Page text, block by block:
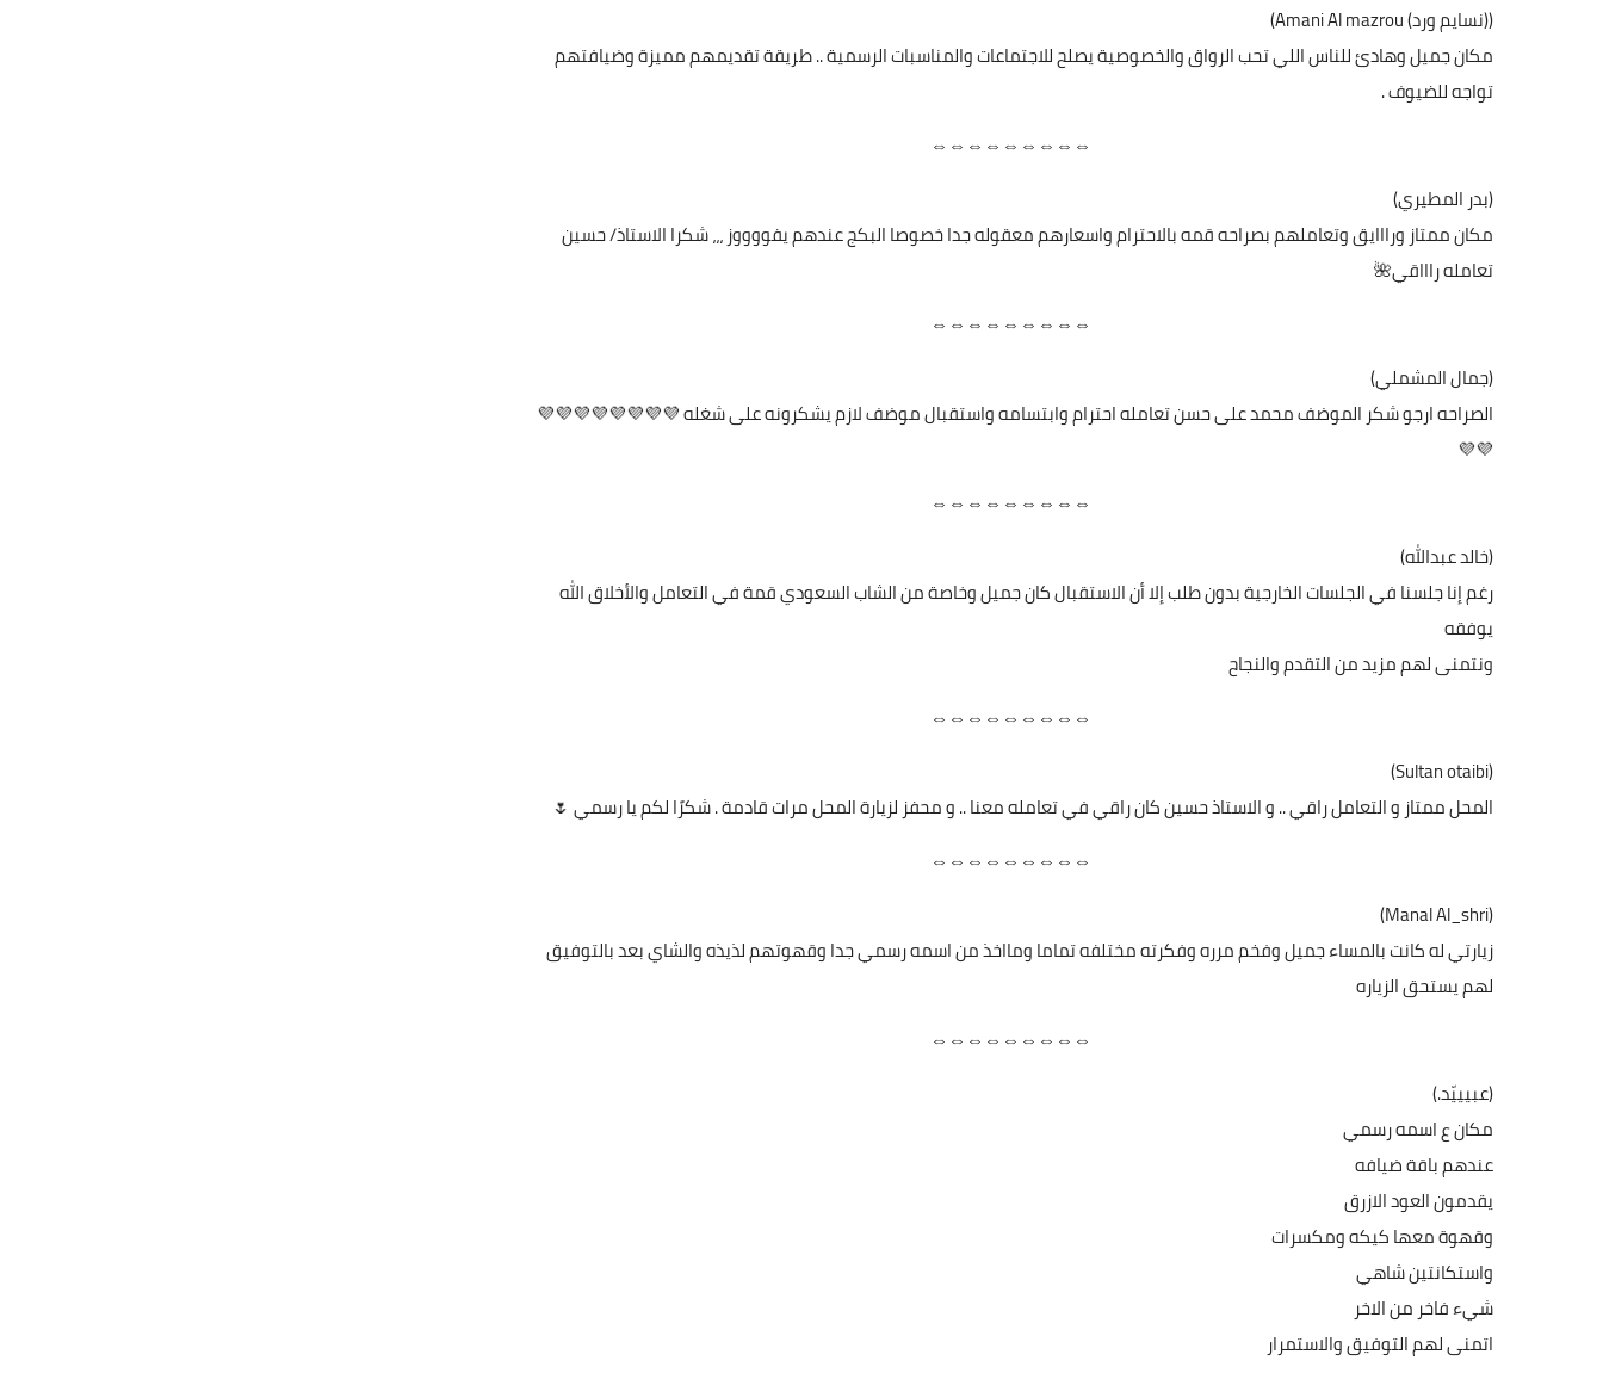
(‪Amani Al mazrou (‫نسايم ورد‬‎)‬‏)
مكان جميل وهادئ للناس اللي تحب الرواق والخصوصية يصلح للاجتماعات والمناسبات الرسمية .. طريقة تقديمهم مميزة وضيافتهم
تواجه للضيوف .
⇔⇔⇔⇔⇔⇔⇔⇔⇔
(بدر المطيري)
مكان ممتاز ورااايق وتعاملهم بصراحه قمه بالاحترام واسعارهم معقوله جدا خصوصا البكج عندهم يفووووز ،،، شكرا الاستاذ/ حسين
تعامله راااقي🌺
⇔⇔⇔⇔⇔⇔⇔⇔⇔
(جمال المشملي)
الصراحه ارجو شكر الموضف محمد على حسن تعامله احترام وابتسامه واستقبال موضف لازم يشكرونه على شغله 💜💜💜💜💜💜💜💜
💜💜
⇔⇔⇔⇔⇔⇔⇔⇔⇔
(خالد عبدالله)
رغم إنا جلسنا في الجلسات الخارجية بدون طلب إلا أن الاستقبال كان جميل وخاصة من الشاب السعودي قمة في التعامل والأخلاق الله
يوفقه
ونتمنى لهم مزيد من التقدم والنجاح
⇔⇔⇔⇔⇔⇔⇔⇔⇔
(Sultan otaibi)
المحل ممتاز و التعامل راقي .. و الاستاذ حسين كان راقي في تعامله معنا .. و محفز لزيارة المحل مرات قادمة . شكرًا لكم يا رسمي 🌷
⇔⇔⇔⇔⇔⇔⇔⇔⇔
(Manal Al_shri)
زيارتي له كانت بالمساء جميل وفخم مرره وفكرته مختلفه تماما ومااخذ من اسمه رسمي جدا وقهوتهم لذيذه والشاي بعد بالتوفيق
لهم يستحق الزياره
⇔⇔⇔⇔⇔⇔⇔⇔⇔
(عبيييّد.)
مكان ع اسمه رسمي
عندهم باقة ضيافه
يقدمون العود الازرق
وقهوة معها كيكه ومكسرات
واستكانتين شاهي
شيء فاخر من الاخر
اتمنى لهم التوفيق والاستمرار